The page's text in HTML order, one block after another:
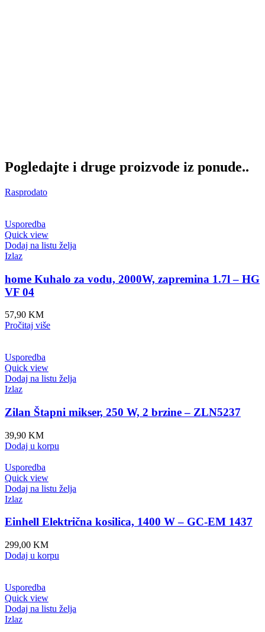
Pogledajte i druge proizvode iz ponude..
Rasprodato
Usporedba
Quick view
Dodaj na listu želja
Izlaz
home Kuhalo za vodu, 2000W, zapremina 1.7l – HG
VF 04
57,90 KM
Pročitaj više
Usporedba
Quick view
Dodaj na listu želja
Izlaz
Zilan Štapni mikser, 250 W, 2 brzine – ZLN5237
39,90 KM
Dodaj u korpu
Usporedba
Quick view
Dodaj na listu želja
Izlaz
Einhell Električna kosilica, 1400 W – GC-EM 1437
299,00 KM
Dodaj u korpu
Usporedba
Quick view
Dodaj na listu želja
Izlaz